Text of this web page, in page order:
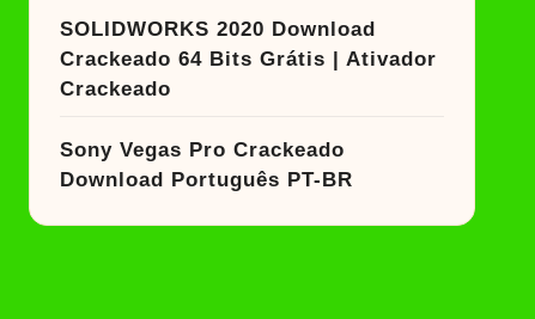
SOLIDWORKS 2020 Download
Crackeado 64 Bits Grátis | Ativador
Crackeado
Sony Vegas Pro Crackeado
Download Português PT-BR